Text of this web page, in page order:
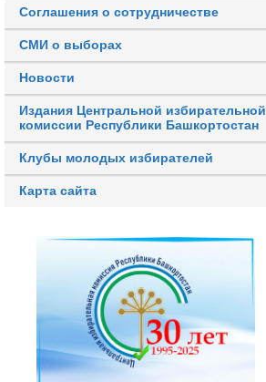
Соглашения о сотрудничестве
СМИ о выборах
Новости
Издания Центральной избирательной
комиссии Республики Башкортостан
Клубы молодых избирателей
Карта сайта